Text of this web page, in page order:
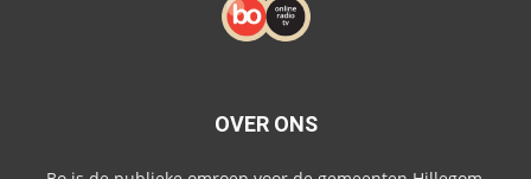
OVER ONS